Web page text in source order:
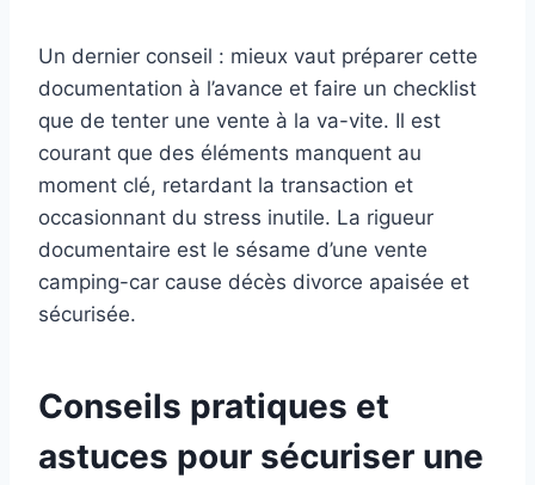
Un dernier conseil : mieux vaut préparer cette
documentation à l’avance et faire un checklist
que de tenter une vente à la va-vite. Il est
courant que des éléments manquent au
moment clé, retardant la transaction et
occasionnant du stress inutile. La rigueur
documentaire est le sésame d’une vente
camping-car cause décès divorce apaisée et
sécurisée.
Conseils pratiques et
astuces pour sécuriser une